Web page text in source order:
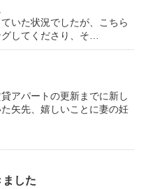
いた状況でしたが、こちら
してくださり、そ…
アパートの更新までに新し
矢先、嬉しいことに妻の妊
した